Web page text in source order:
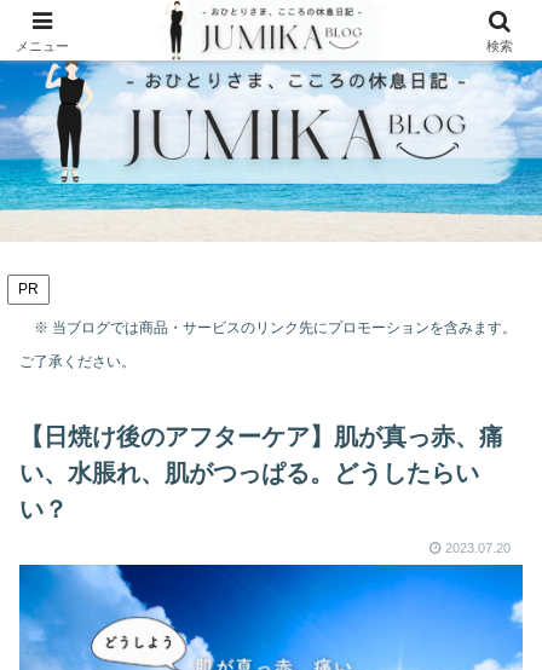
PR
※ 当ブログでは商品・サービスのリンク先にプロモーションを含みます。
ご了承ください。
【日焼け後のアフターケア】肌が真っ赤、痛
い、水脹れ、肌がつっぱる。どうしたらい
い？
2023.07.20
メニュー 検索